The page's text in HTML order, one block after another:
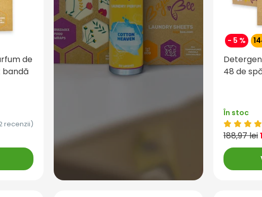
de
bandă
recenzii)
- 5 %
48 de
În stoc
188,97 lei